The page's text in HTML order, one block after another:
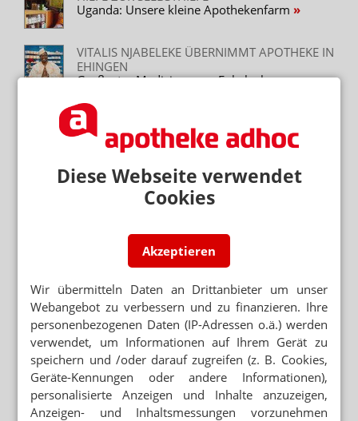
Diese Webseite verwendet
Cookies
Akzeptieren
Wir übermitteln Daten an Drittanbieter um unser
Webangebot zu verbessern und zu finanzieren. Ihre
personenbezogenen Daten (IP-Adressen o.ä.) werden
verwendet, um Informationen auf Ihrem Gerät zu
speichern und /oder darauf zugreifen (z. B. Cookies,
Geräte-Kennungen oder andere Informationen),
personalisierte Anzeigen und Inhalte anzuzeigen,
Anzeigen- und Inhaltsmessungen vorzunehmen
Uganda: Unsere kleine Apothekenfarm
VITALIS NJABELEKE ÜBERNIMMT APOTHEKE IN
EHINGEN
Großvater Medizinmann, Enkelsohn
HILFSAKTION
Nach Schließung: Apotheke für Burundi
gespendet
ENTWICKLUNGSHILFEPROJEKT
Kenia: Solaranlage für die Apotheke
Neuere Artikel zum Thema
AFRIKAHILFE
„Geld reinpumpen bringt nix!“
Mehr zum Thema
WEGEN GKV-SPARPAKET
Zuzahlung: Neuer Abda-Handzettel